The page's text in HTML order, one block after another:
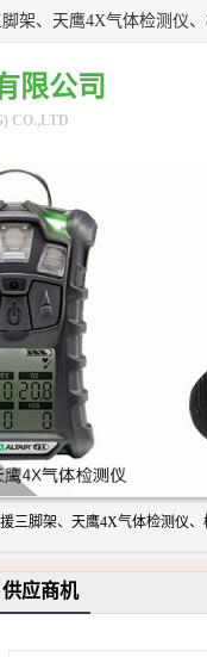
限公司
CO.,LTD
供应商机